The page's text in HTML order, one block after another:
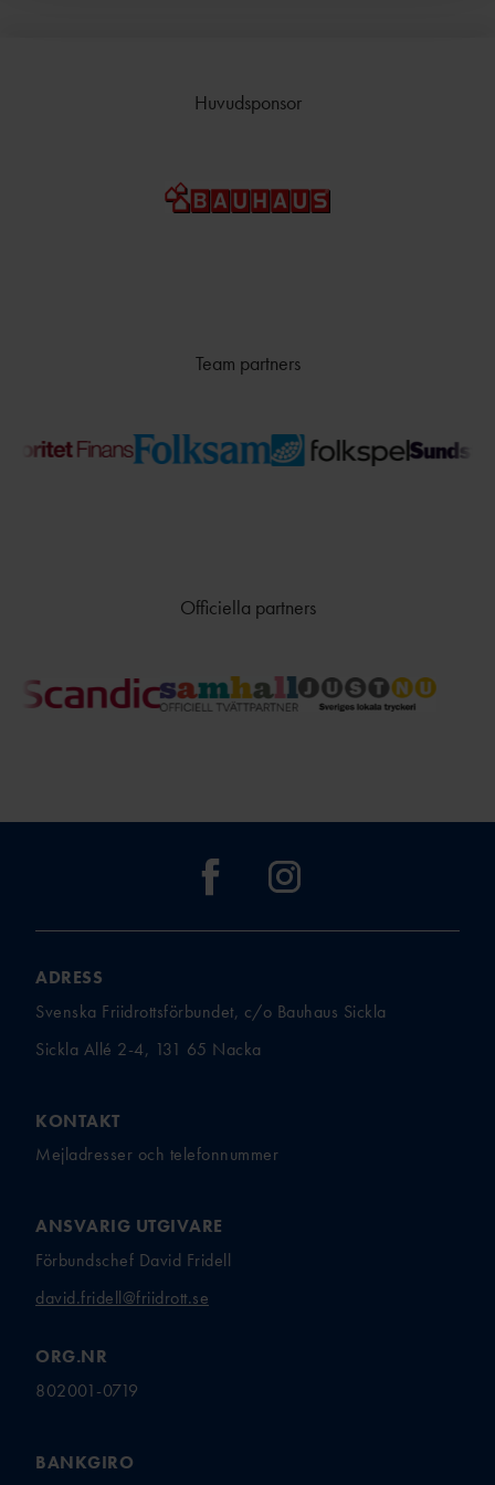
Huvudsponsor
Team partners
Officiella partners
ADRESS
Svenska Friidrottsförbundet, c/o Bauhaus Sickla
Sickla Allé 2-4, 131 65 Nacka
KONTAKT
Mejladresser och telefonnummer
ANSVARIG UTGIVARE
Förbundschef David Fridell
david.fridell@friidrott.se
ORG.NR
802001-0719
BANKGIRO